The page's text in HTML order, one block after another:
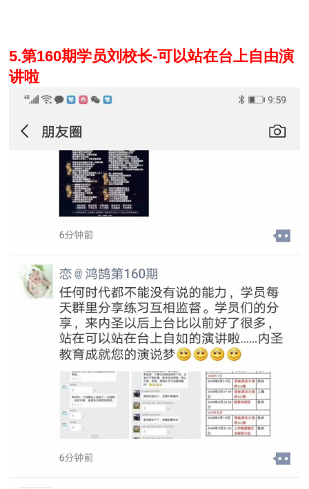
5.第160期学员刘校长-可以站在台上自由演
讲啦